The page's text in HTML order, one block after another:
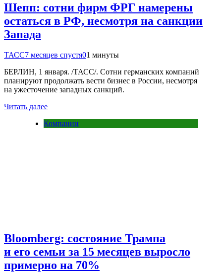
Шепп: сотни фирм ФРГ намерены
остаться в РФ, несмотря на санкции
Запада
ТАСС7 месяцев спустя01 минуты
БЕРЛИН, 1 января. /ТАСС/. Сотни германских компаний
планируют продолжать вести бизнес в России, несмотря
на ужесточение западных санкций.
Читать далее
Компании
Bloomberg: состояние Трампа
и его семьи за 15 месяцев выросло
примерно на 70%